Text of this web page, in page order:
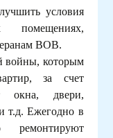
условия
ВОВ.
войны, которым
за счет
окна, двери,
т.д. Ежегодно в
ремонтируют